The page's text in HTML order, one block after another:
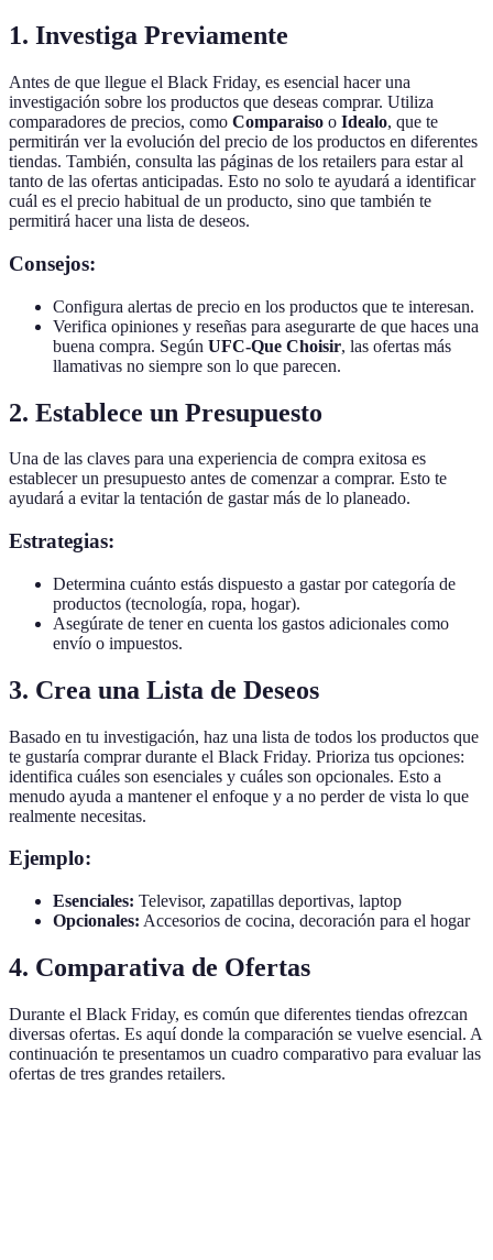
1. Investiga Previamente
Antes de que llegue el Black Friday, es esencial hacer una
investigación sobre los productos que deseas comprar. Utiliza
comparadores de precios, como Comparaiso o Idealo, que te
permitirán ver la evolución del precio de los productos en diferentes
tiendas. También, consulta las páginas de los retailers para estar al
tanto de las ofertas anticipadas. Esto no solo te ayudará a identificar
cuál es el precio habitual de un producto, sino que también te
permitirá hacer una lista de deseos.
Consejos:
Configura alertas de precio en los productos que te interesan.
Verifica opiniones y reseñas para asegurarte de que haces una
buena compra. Según UFC-Que Choisir, las ofertas más
llamativas no siempre son lo que parecen.
2. Establece un Presupuesto
Una de las claves para una experiencia de compra exitosa es
establecer un presupuesto antes de comenzar a comprar. Esto te
ayudará a evitar la tentación de gastar más de lo planeado.
Estrategias:
Determina cuánto estás dispuesto a gastar por categoría de
productos (tecnología, ropa, hogar).
Asegúrate de tener en cuenta los gastos adicionales como
envío o impuestos.
3. Crea una Lista de Deseos
Basado en tu investigación, haz una lista de todos los productos que
te gustaría comprar durante el Black Friday. Prioriza tus opciones:
identifica cuáles son esenciales y cuáles son opcionales. Esto a
menudo ayuda a mantener el enfoque y a no perder de vista lo que
realmente necesitas.
Ejemplo:
Esenciales: Televisor, zapatillas deportivas, laptop
Opcionales: Accesorios de cocina, decoración para el hogar
4. Comparativa de Ofertas
Durante el Black Friday, es común que diferentes tiendas ofrezcan
diversas ofertas. Es aquí donde la comparación se vuelve esencial. A
continuación te presentamos un cuadro comparativo para evaluar las
ofertas de tres grandes retailers.